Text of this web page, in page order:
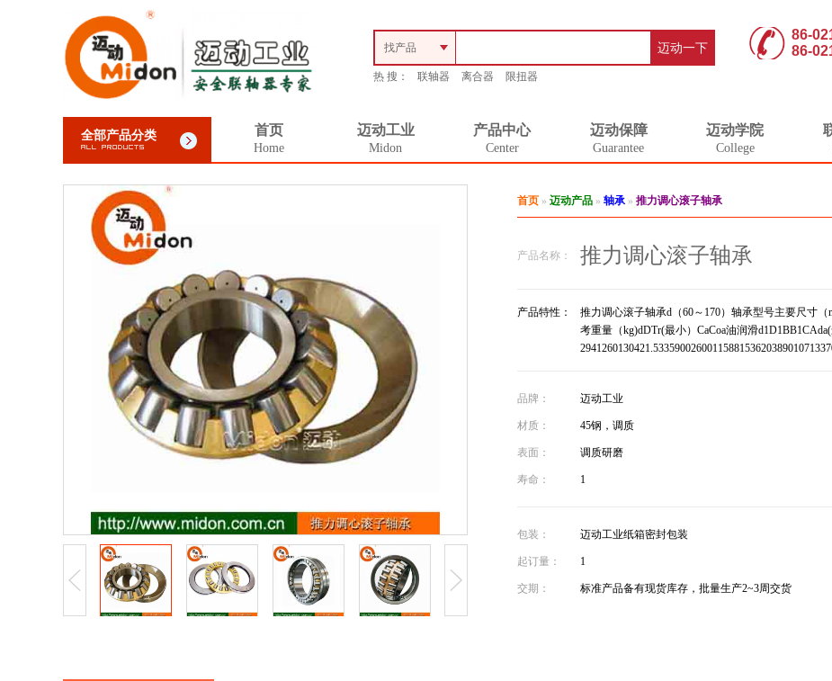
找产品 迈动一下
热 搜： 联轴器 离合器 限扭器
86-
86-
全部产品分类 首页
Home
迈动工业
Midon
产品中心
Center
迈动保障
Guarantee
迈动学院
College
首页» 迈动产品» 轴承» 推力调心滚子轴承
产品名称： 推力调心滚子轴承
产品特性：
推力调心滚子轴承d（60～170）轴承型号主要尺寸
考重量（kg)dDTr(最小）CaCoa油润滑
品牌： 迈动工业
材质： 45钢，调质
表面： 调质研磨
寿命： 1
包装： 迈动工业纸箱密封包装
起订量： 1
交期： 标准产品备有现货库存，批量生产2~3周交货